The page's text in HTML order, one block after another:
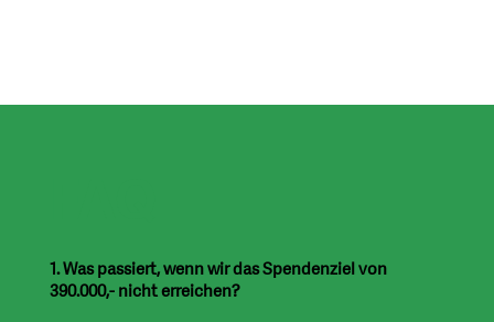
1. Was passiert, wenn wir das Spendenziel von
390.000,- nicht erreichen?